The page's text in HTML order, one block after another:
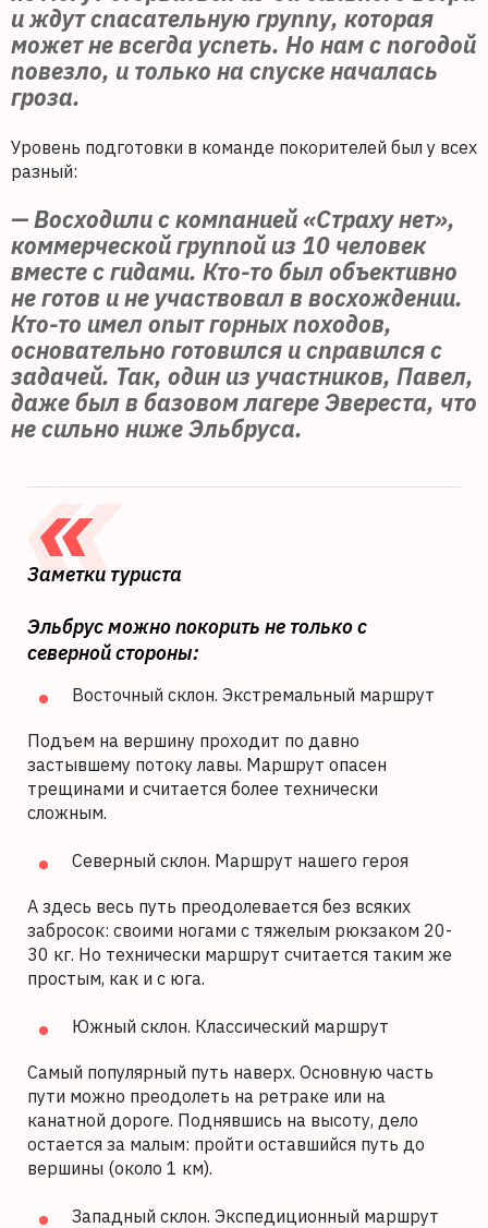
и ждут спасательную группу, которая
может не всегда успеть. Но нам с погодой
повезло, и только на спуске началась
гроза.
Уровень подготовки в команде покорителей был у всех
разный:
— Восходили с компанией «Страху нет»,
коммерческой группой из 10 человек
вместе с гидами. Кто-то был объективно
не готов и не участвовал в восхождении.
Кто-то имел опыт горных походов,
основательно готовился и справился с
задачей. Так, один из участников, Павел,
даже был в базовом лагере Эвереста, что
не сильно ниже Эльбруса.
Заметки туриста
Эльбрус можно покорить не только с
северной стороны:
Восточный склон. Экстремальный маршрут
Подъем на вершину проходит по давно
застывшему потоку лавы. Маршрут опасен
трещинами и считается более технически
сложным.
Северный склон. Маршрут нашего героя
А здесь весь путь преодолевается без всяких
забросок: своими ногами с тяжелым рюкзаком 20-
30 кг. Но технически маршрут считается таким же
простым, как и с юга.
Южный склон. Классический маршрут
Самый популярный путь наверх. Основную часть
пути можно преодолеть на ретраке или на
канатной дороге. Поднявшись на высоту, дело
остается за малым: пройти оставшийся путь до
вершины (около 1 км).
Западный склон. Экспедиционный маршрут